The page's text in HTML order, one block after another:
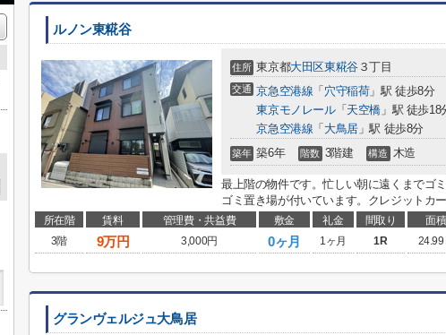
ルノン東糀谷
住所 東京都大田区東糀谷３丁目
交通 京急空港線 「 穴守稲荷」駅 徒歩8分
東京モノレール「 天空橋 」駅 徒歩18
京急空港線 「 大鳥居」駅 徒歩8分
築年 築6年 階数 3階建 構造 木造
最上階の物件です。忙しい朝に遠くまでゴ
ゴミ置き場が付いています。クレジットカ
所在階 賃料 管理費・共益費 敷金 礼金 間取り 面積
3階
9万円 3,000円 0ヶ月 1ヶ月 1R 24.99
グランヴェルジュ大鳥居